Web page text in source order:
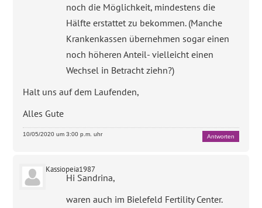
noch die Möglichkeit, mindestens die
Hälfte erstattet zu bekommen. (Manche
Krankenkassen übernehmen sogar einen
noch höheren Anteil- vielleicht einen
Wechsel in Betracht ziehn?)
Halt uns auf dem Laufenden,
Alles Gute
10/05/2020 um 3:00 p.m. uhr Antworten
Kassiopeia1987
Hi Sandrina,
waren auch im Bielefeld Fertility Center.